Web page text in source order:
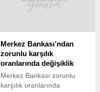
Merkez Bankası’ndan
zorunlu karşılık
oranlarında değişiklik
Merkez Bankası zorunlu
karşılık oranlarında